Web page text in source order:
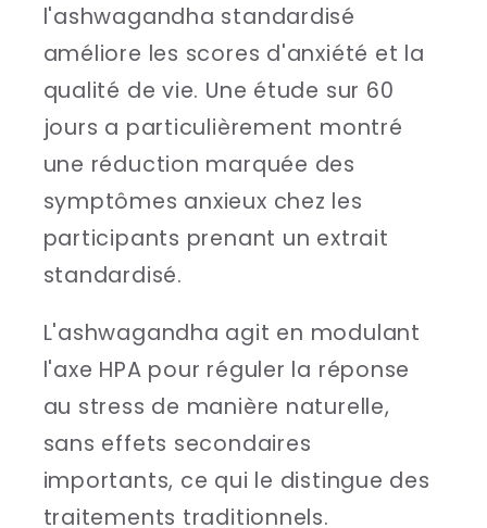
l'ashwagandha standardisé
améliore les scores d'anxiété et la
qualité de vie. Une étude sur 60
jours a particulièrement montré
une réduction marquée des
symptômes anxieux chez les
participants prenant un extrait
standardisé.
L'ashwagandha agit en modulant
l'axe HPA pour réguler la réponse
au stress de manière naturelle,
sans effets secondaires
importants, ce qui le distingue des
traitements traditionnels.